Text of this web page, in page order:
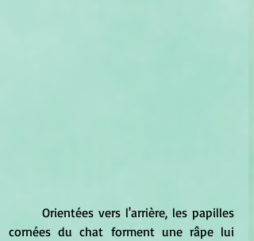
cornées du chat forment une râpe lui